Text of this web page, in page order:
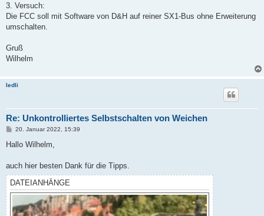
3. Versuch:
Die FCC soll mit Software von D&H auf reiner SX1-Bus ohne Erweiterung
umschalten.
Gruß
Wilhelm
ledli
Re: Unkontrolliertes Selbstschalten von Weichen
B
i
a
20. Januar 2022, 15:39
Hallo Wilhelm,
auch hier besten Dank für die Tipps.
DATEIANHÄNGE